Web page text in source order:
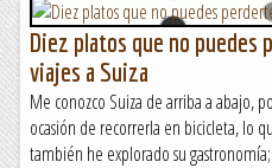
Diez platos que no puedes
viajes a Suiza
Me conozco Suiza de arriba a abajo,
ocasión de recorrerla en bicicleta, lo
también he explorado su